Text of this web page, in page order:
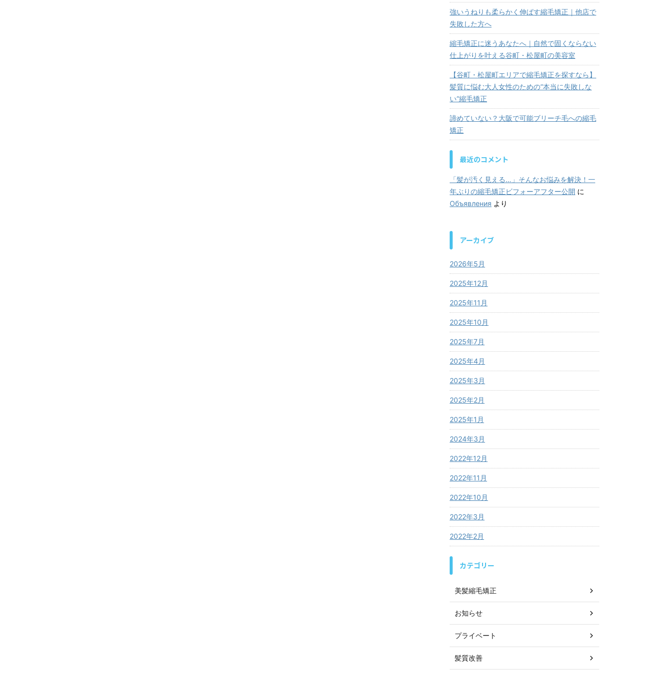
強いうねりも柔らかく伸ばす縮毛矯正｜他店で
失敗した方へ
縮毛矯正に迷うあなたへ｜自然で固くならない
仕上がりを叶える谷町・松屋町の美容室
【谷町・松屋町エリアで縮毛矯正を探すなら】
髪質に悩む大人女性のための“本当に失敗しな
い”縮毛矯正
諦めていない？大阪で可能ブリーチ毛への縮毛
矯正
最近のコメント
「髪が汚く見える…」そんなお悩みを解決！一
年ぶりの縮毛矯正ビフォーアフター公開 に
Объявления より
アーカイブ
2026年5月
2025年12月
2025年11月
2025年10月
2025年7月
2025年4月
2025年3月
2025年2月
2025年1月
2024年3月
2022年12月
2022年11月
2022年10月
2022年3月
2022年2月
カテゴリー
美髪縮毛矯正
お知らせ
プライベート
髪質改善